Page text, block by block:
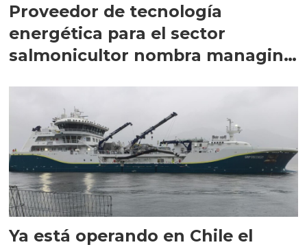
Proveedor de tecnología
energética para el sector
salmonicultor nombra managing
Ya está operando en Chile el